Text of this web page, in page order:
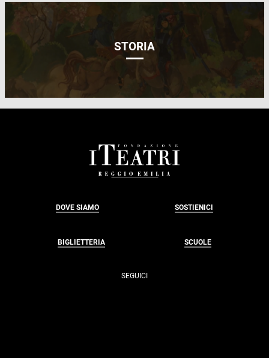
STORIA
DOVE SIAMO SOSTIENICI
BIGLIETTERIA SCUOLE
SEGUICI